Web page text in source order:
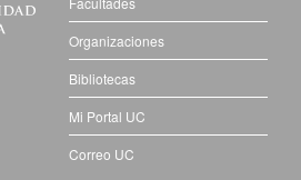
Organizaciones
Bibliotecas
Mi Portal UC
Correo UC